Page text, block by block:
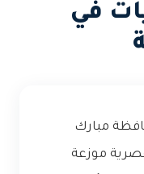
في
مبارك
موزعة